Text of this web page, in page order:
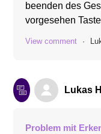
beenden des
vorgesehen
View comment
Lukas
Problem mit